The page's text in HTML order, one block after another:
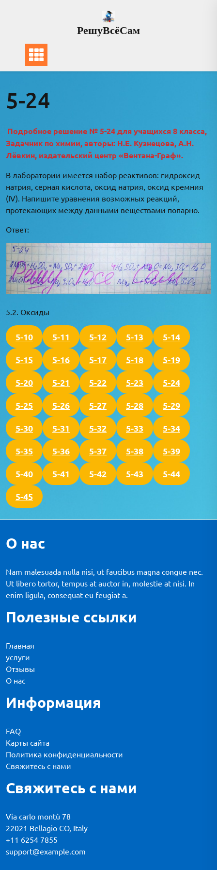
РешуВсёСам
5-24
Подробное решение № 5-24 для учащихся 8 класса,
Задачник по химии, авторы: Н.Е. Кузнецова, А.Н.
Лёвкин, издательский центр «Вентана-Граф».
В лаборатории имеется набор реактивов: гидроксид
натрия, серная кислота, оксид натрия, оксид кремния
(IV). Напишите уравнения возможных реакций,
протекающих между данными веществами попарно.
Ответ:
5.2. Оксиды
5-10 5-11 5-12 5-13 5-14
5-15 5-16 5-17 5-18 5-19
5-20 5-21 5-22 5-23 5-24
5-25 5-26 5-27 5-28 5-29
5-30 5-31 5-32 5-33 5-34
5-35 5-36 5-37 5-38 5-39
5-40 5-41 5-42 5-43 5-44
5-45
О нас
Nam malesuada nulla nisi, ut faucibus magna congue nec.
Ut libero tortor, tempus at auctor in, molestie at nisi. In
enim ligula, consequat eu feugiat a.
Полезные ссылки
Главная
услуги
Отзывы
О нас
Информация
FAQ
Карты сайта
Политика конфиденциальности
Свяжитесь с нами
Свяжитесь с нами
Via carlo montù 78
22021 Bellagio CO, Italy
+11 6254 7855
support@example.com